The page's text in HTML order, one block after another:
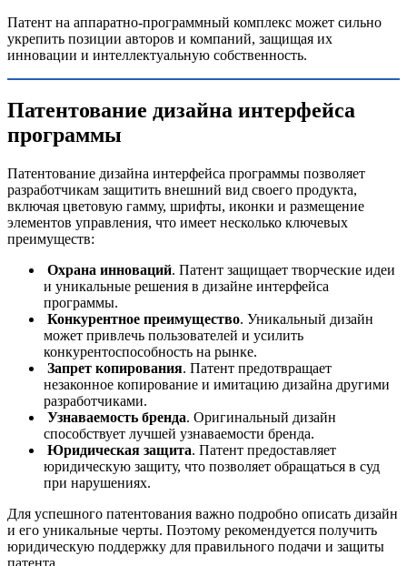
Патент на аппаратно-программный комплекс может сильно
укрепить позиции авторов и компаний, защищая их
инновации и интеллектуальную собственность.
Патентование дизайна интерфейса
программы
Патентование дизайна интерфейса программы позволяет
разработчикам защитить внешний вид своего продукта,
включая цветовую гамму, шрифты, иконки и размещение
элементов управления, что имеет несколько ключевых
преимуществ:
Охрана инноваций. Патент защищает творческие идеи
и уникальные решения в дизайне интерфейса
программы.
Конкурентное преимущество. Уникальный дизайн
может привлечь пользователей и усилить
конкурентоспособность на рынке.
Запрет копирования. Патент предотвращает
незаконное копирование и имитацию дизайна другими
разработчиками.
Узнаваемость бренда. Оригинальный дизайн
способствует лучшей узнаваемости бренда.
Юридическая защита. Патент предоставляет
юридическую защиту, что позволяет обращаться в суд
при нарушениях.
Для успешного патентования важно подробно описать дизайн
и его уникальные черты. Поэтому рекомендуется получить
юридическую поддержку для правильного подачи и защиты
патента.